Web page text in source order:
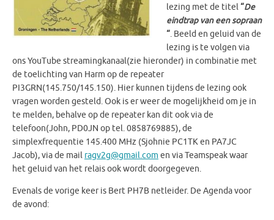
lezing met de titel“De
eindtrap van een sopraan
“. Beeld en geluid van de
lezing is te volgen via
ons YouTube streamingkanaal(zie hieronder) in combinatie met
de toelichting van Harm op de repeater
PI3GRN(145.750/145.150). Hier kunnen tijdens de lezing ook
vragen worden gesteld. Ook is er weer de mogelijkheid om je in
te melden, behalve op de repeater kan dit ook via de
telefoon(John, PD0JN op tel. 0858769885), de
simplexfrequentie 145.400 MHz (Sjohnie PC1TK en PA7JC
Jacob), via de mail ragv2g@gmail.com en via Teamspeak waar
het geluid van het relais ook wordt doorgegeven.
Evenals de vorige keer is Bert PH7B netleider. De Agenda voor
de avond: